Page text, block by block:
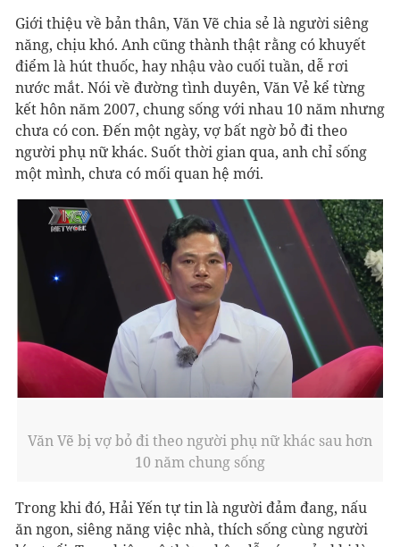
Giới thiệu về bản thân, Văn Vẽ chia sẻ là người siêng
năng, chịu khó. Anh cũng thành thật rằng có khuyết
điểm là hút thuốc, hay nhậu vào cuối tuần, dễ rơi
nước mắt. Nói về đường tình duyên, Văn Vẻ kể từng
kết hôn năm 2007, chung sống với nhau 10 năm nhưng
chưa có con. Đến một ngày, vợ bất ngờ bỏ đi theo
người phụ nữ khác. Suốt thời gian qua, anh chỉ sống
một mình, chưa có mối quan hệ mới.
Văn Vẽ bị vợ bỏ đi theo người phụ nữ khác sau hơn
10 năm chung sống
Trong khi đó, Hải Yến tự tin là người đảm đang, nấu
ăn ngon, siêng năng việc nhà, thích sống cùng người